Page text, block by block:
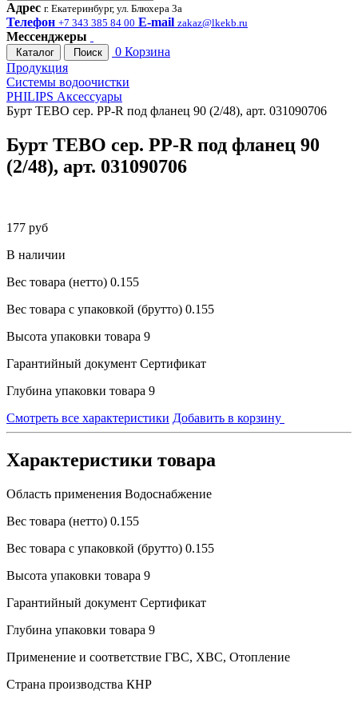
Адрес г. Екатеринбург, ул. Блюхера 3а
Телефон +7 343 385 84 00 E-mail zakaz@lkekb.ru
Мессенджеры
Каталог Поиск 0 Корзина
Продукция
Системы водоочистки
PHILIPS Аксессуары
Бурт TEBO сер. PP-R под фланец 90 (2/48), арт. 031090706
Бурт TEBO сер. PP-R под фланец 90
(2/48), арт. 031090706
177 руб
В наличии
Вес товара (нетто) 0.155
Вес товара с упаковкой (брутто) 0.155
Высота упаковки товара 9
Гарантийный документ Сертификат
Глубина упаковки товара 9
Смотреть все характеристики Добавить в корзину
Характеристики товара
Область применения Водоснабжение
Вес товара (нетто) 0.155
Вес товара с упаковкой (брутто) 0.155
Высота упаковки товара 9
Гарантийный документ Сертификат
Глубина упаковки товара 9
Применение и соответствие ГВС, ХВС, Отопление
Страна производства КНР